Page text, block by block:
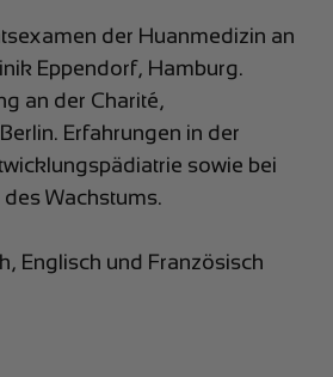
der Huanmedizin an
Eppendorf, Hamburg.
an der Charité,
Erfahrungen in der
sowie bei
Wachstums.
Englisch und Französisch